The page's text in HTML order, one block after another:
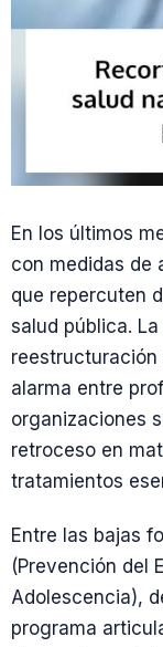
En los últimos
con medidas de
que repercuten
salud pública.
alarma entre
organizaciones
retroceso en
tratamientos
Entre las bajas
(Prevención del
Adolescencia),
programa